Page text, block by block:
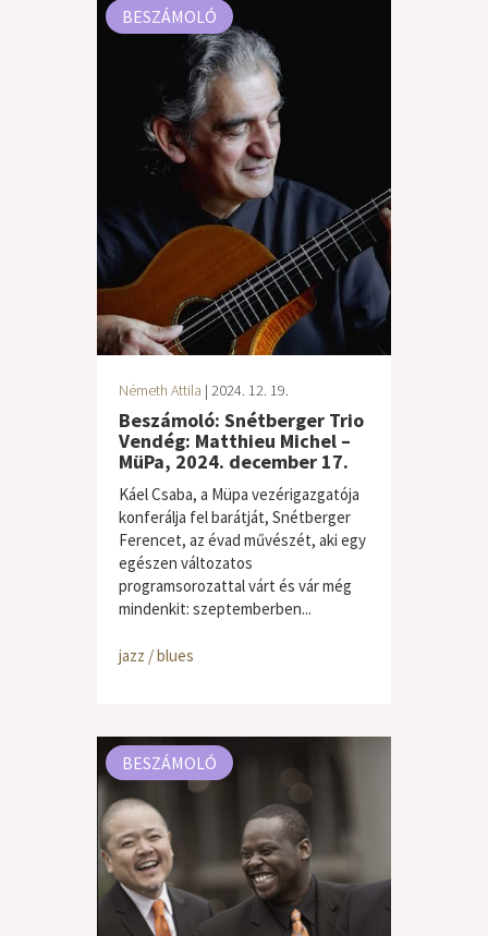
BESZÁMOLÓ
Németh Attila | 2024. 12. 19.
Beszámoló: Snétberger Trio
Vendég: Matthieu Michel –
MüPa, 2024. december 17.
Káel Csaba, a Müpa vezérigazgatója
konferálja fel barátját, Snétberger
Ferencet, az évad művészét, aki egy
egészen változatos
programsorozattal várt és vár még
mindenkit: szeptemberben...
jazz / blues
BESZÁMOLÓ